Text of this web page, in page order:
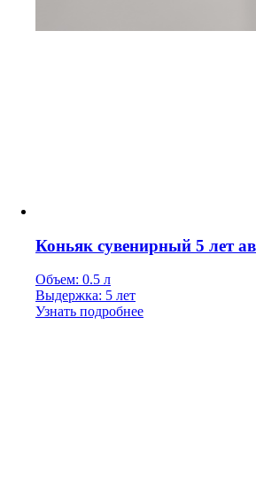
Коньяк сувенирный 5 лет
Объем: 0.5 л
Выдержка: 5 лет
Узнать подробнее